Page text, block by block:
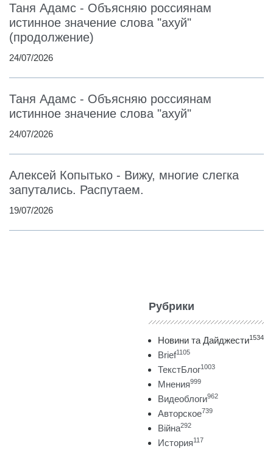
Таня Адамс - Объясняю россиянам
истинное значение слова "ахуй"
(продолжение)
24/07/2026
Таня Адамс - Объясняю россиянам
истинное значение слова "ахуй"
24/07/2026
Алексей Копытько - Вижу, многие слегка
запутались. Распутаем.
19/07/2026
Рубрики
Новини та Дайджести1534
Brief1105
ТекстБлог1003
Мнения999
Видеоблоги962
Авторское739
Війна292
История117